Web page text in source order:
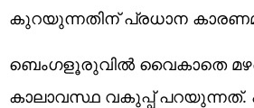
കുറയുന്നതിന് പ്രധാന
ബെംഗളൂരുവില്‍ വൈകാതെ
കാലാവസ്ഥ വകുപ്പ്